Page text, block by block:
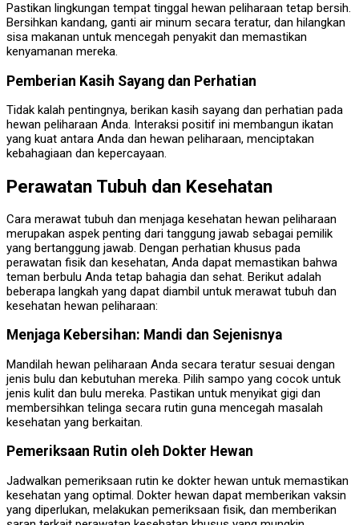
Pastikan lingkungan tempat tinggal hewan peliharaan tetap bersih.
Bersihkan kandang, ganti air minum secara teratur, dan hilangkan
sisa makanan untuk mencegah penyakit dan memastikan
kenyamanan mereka.
Pemberian Kasih Sayang dan Perhatian
Tidak kalah pentingnya, berikan kasih sayang dan perhatian pada
hewan peliharaan Anda. Interaksi positif ini membangun ikatan
yang kuat antara Anda dan hewan peliharaan, menciptakan
kebahagiaan dan kepercayaan.
Perawatan Tubuh dan Kesehatan
Cara merawat tubuh dan menjaga kesehatan hewan peliharaan
merupakan aspek penting dari tanggung jawab sebagai pemilik
yang bertanggung jawab. Dengan perhatian khusus pada
perawatan fisik dan kesehatan, Anda dapat memastikan bahwa
teman berbulu Anda tetap bahagia dan sehat. Berikut adalah
beberapa langkah yang dapat diambil untuk merawat tubuh dan
kesehatan hewan peliharaan:
Menjaga Kebersihan: Mandi dan Sejenisnya
Mandilah hewan peliharaan Anda secara teratur sesuai dengan
jenis bulu dan kebutuhan mereka. Pilih sampo yang cocok untuk
jenis kulit dan bulu mereka. Pastikan untuk menyikat gigi dan
membersihkan telinga secara rutin guna mencegah masalah
kesehatan yang berkaitan.
Pemeriksaan Rutin oleh Dokter Hewan
Jadwalkan pemeriksaan rutin ke dokter hewan untuk memastikan
kesehatan yang optimal. Dokter hewan dapat memberikan vaksin
yang diperlukan, melakukan pemeriksaan fisik, dan memberikan